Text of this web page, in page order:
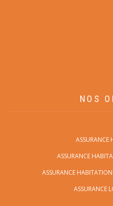
NOS
ASSURANCE
ASSURANCE
ASSURANCE
ASSURANCE